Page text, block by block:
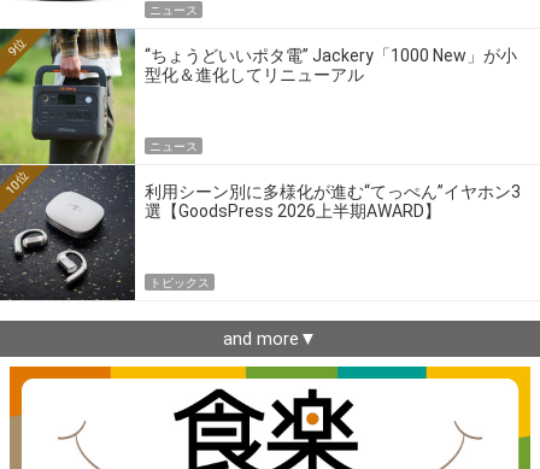
ニュース
“ちょうどいいポタ電” Jackery「1000 New」が小
型化＆進化してリニューアル
9位
ニュース
利用シーン別に多様化が進む“てっぺん”イヤホン3
選【GoodsPress 2026上半期AWARD】
10位
トピックス
and more▼